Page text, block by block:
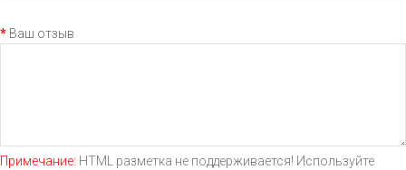
Ваш отзыв
Примечание: HTML разметка не поддерживается! Используйте